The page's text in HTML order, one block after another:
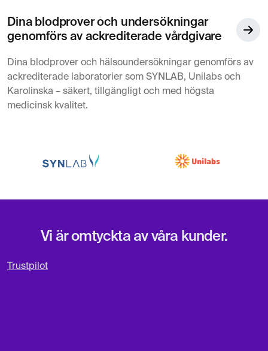
Dina blodprover och undersökningar
genomförs av ackrediterade vårdgivare
Dina blodprover och hälsoundersökningar genomförs av
ackrediterade laboratorier som SYNLAB, Unilabs och
Karolinska – säkert, tillgängligt och med högsta
medicinsk kvalitet.
Vi är omtyckta av våra kunder.
Trustpilot